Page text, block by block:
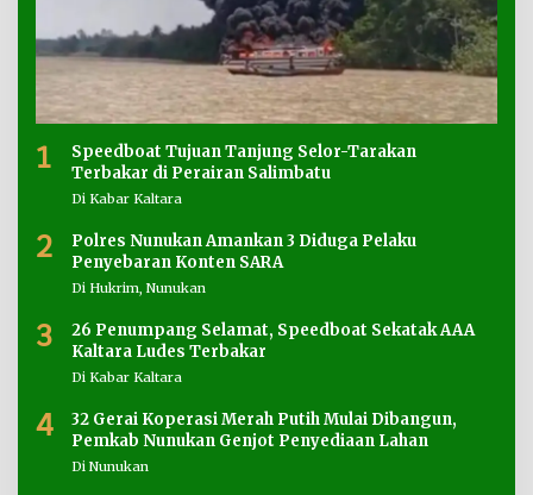
1
Speedboat Tujuan Tanjung Selor-Tarakan
Terbakar di Perairan Salimbatu
Di Kabar Kaltara
2
Polres Nunukan Amankan 3 Diduga Pelaku
Penyebaran Konten SARA
Di Hukrim, Nunukan
3
26 Penumpang Selamat, Speedboat Sekatak AAA
Kaltara Ludes Terbakar
Di Kabar Kaltara
4
32 Gerai Koperasi Merah Putih Mulai Dibangun,
Pemkab Nunukan Genjot Penyediaan Lahan
Di Nunukan